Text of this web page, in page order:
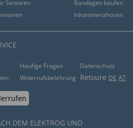
die Milben vertreibt, weiß ich
allerdings zu teuer.”
(
nicht hilfreich (2)
Senioren Bandagen kaufen
Inkontinenzhosen
Häufige Fragen
Datenschutz
Widerrufsbelehrung Retoure DE AT
DEM ELEKTROG UND